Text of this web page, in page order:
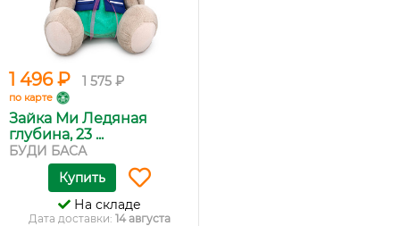
1 496 ₽ 1 575 ₽
по карте
Зайка Ми Ледяная
глубина, 23 ...
БУДИ БАСА
Купить
На складе
Дата доставки: 14 августа